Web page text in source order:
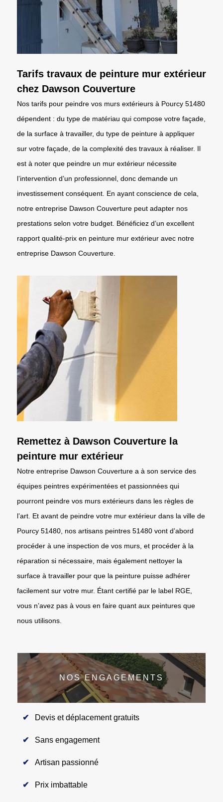
Tarifs travaux de peinture mur extérieur
chez Dawson Couverture
Nos tarifs pour peindre vos murs extérieurs à Pourcy 51480
dépendent : du type de matériau qui compose votre façade,
de la surface à travailler, du type de peinture à appliquer
sur votre façade, de la complexité des travaux à réaliser. Il
est à noter que peindre un mur extérieur nécessite
l’intervention d’un professionnel, donc demande un
investissement conséquent. En ayant conscience de cela,
notre entreprise Dawson Couverture peut adapter nos
prestations selon votre budget. Bénéficiez d’un excellent
rapport qualité-prix en peinture mur extérieur avec notre
entreprise Dawson Couverture.
Remettez à Dawson Couverture la
peinture mur extérieur
Notre entreprise Dawson Couverture a à son service des
équipes peintres expérimentées et passionnées qui
pourront peindre vos murs extérieurs dans les règles de
l’art. Et avant de peindre votre mur extérieur dans la ville de
Pourcy 51480, nos artisans peintres 51480 vont d’abord
procéder à une inspection de vos murs, et procéder à la
réparation si nécessaire, mais également nettoyer la
surface à travailler pour que la peinture puisse adhérer
facilement sur votre mur. Étant certifié par le label RGE,
vous n’avez pas à vous en faire quant aux peintures que
nous utilisons.
NOS ENGAGEMENTS
Devis et déplacement gratuits
Sans engagement
Artisan passionné
Prix imbattable